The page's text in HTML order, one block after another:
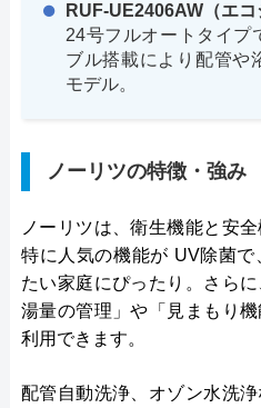
RUF-UE2406AW（エコ
24号フルオートタイプ
ブル搭載により配管や
モデル。
ノーリツの特徴・強み
ノーリツは、衛生機能と安
特に人気の機能が UV除菌
たい家庭にぴったり。さら
湯量の管理」や「見まもり
利用できます。
配管自動洗浄、オゾン水洗